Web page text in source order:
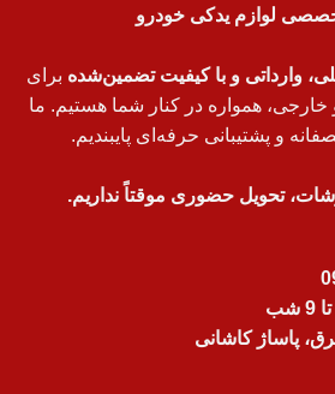
لوازم یدکی خودرو
وارداتی و با کیفیت تضمین‌شده برای
خارجی، همواره در کنار شما هستیم. ما
و پشتیبانی حرفه‌ای پایبندیم.
تحویل حضوری موقتاً نداریم.
پاساژ کاشانی